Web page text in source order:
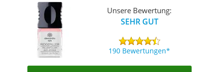
Unsere Bewertung:
SEHR GUT
190 Bewertungen